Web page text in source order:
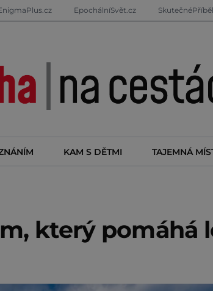
EpochálníSvět.cz
KAM S DĚTMI TAJEMNÁ
který pomáhá